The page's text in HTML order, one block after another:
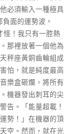
必須輸入一種極具
面的運勢波。
怪！我只有一腔熱
那裡放著一個他為
秤座黃銅齒輪組成
怕，就是純度最高
樂盒砸爛，將所有
。機器發出刺耳的尖
告。「能量超載！
勢！」在機器的頂
空。然而，就在光